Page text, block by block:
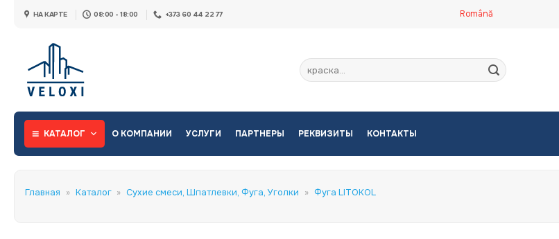
НА КАРТЕ 08:00 - 18:00 +373 60 44 22 77 Română
Искать:
КАТАЛОГ О КОМПАНИИ УСЛУГИ ПАРТНЕРЫ РЕКВИЗИТЫ КОНТАКТЫ
Главная » Каталог » Сухие смеси, Шпатлевки, Фуга, Уголки » Фуга LITOKOL